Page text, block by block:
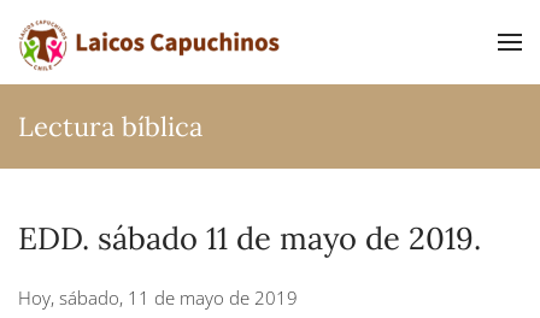
Ir al contenido principal
Lectura bíblica
EDD. sábado 11 de mayo de 2019.
Hoy, sábado, 11 de mayo de 2019